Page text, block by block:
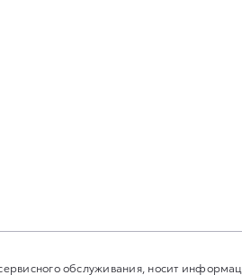
обслуживания, носит